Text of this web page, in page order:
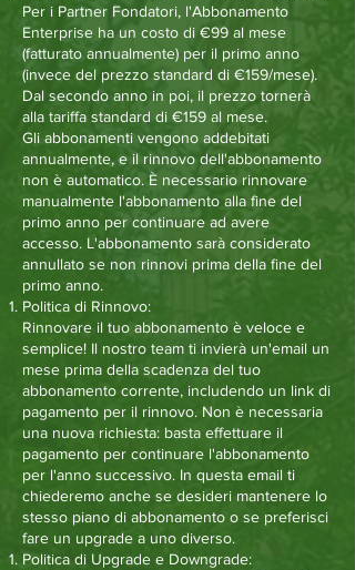
Per i Partner Fondatori, l'Abbonamento
Enterprise ha un costo di €99 al mese
(fatturato annualmente) per il primo anno
(invece del prezzo standard di €159/mese).
Dal secondo anno in poi, il prezzo tornerà
alla tariffa standard di €159 al mese.
Gli abbonamenti vengono addebitati
annualmente, e il rinnovo dell'abbonamento
non è automatico. È necessario rinnovare
manualmente l'abbonamento alla fine del
primo anno per continuare ad avere
accesso. L'abbonamento sarà considerato
annullato se non rinnovi prima della fine del
primo anno.
Politica di Rinnovo:
Rinnovare il tuo abbonamento è veloce e
semplice! Il nostro team ti invierà un'email un
mese prima della scadenza del tuo
abbonamento corrente, includendo un link di
pagamento per il rinnovo. Non è necessaria
una nuova richiesta: basta effettuare il
pagamento per continuare l'abbonamento
per l'anno successivo. In questa email ti
chiederemo anche se desideri mantenere lo
stesso piano di abbonamento o se preferisci
fare un upgrade a uno diverso.
Politica di Upgrade e Downgrade: